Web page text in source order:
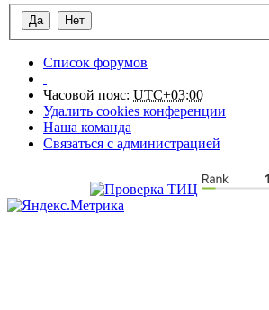
Список форумов
Часовой пояс: UTC+03:00
Удалить cookies конференции
Наша команда
Связаться с администрацией